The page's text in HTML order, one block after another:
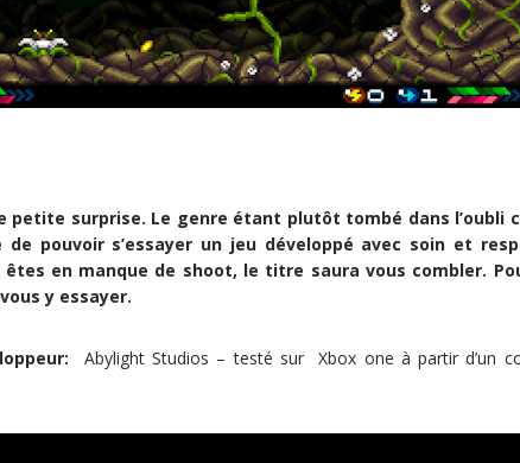
petite surprise. Le genre étant plutôt tombé dans l’oubli
pouvoir s’essayer un jeu développé avec soin et
êtes en manque de shoot, le titre saura vous combler.
y essayer.
:
Abylight Studios – testé sur Xbox one à partir d’un